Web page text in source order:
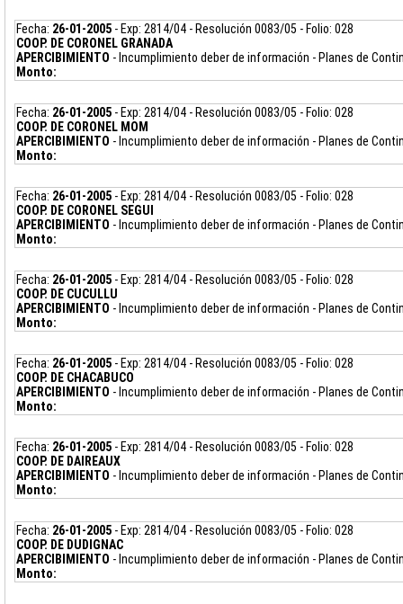
Fecha: 26-01-2005 - Exp: 2814/04 - Resolución 0083/05 - Folio: 028
COOP. DE CORONEL GRANADA
APERCIBIMIENTO - Incumplimiento deber de información - Planes de
Monto:
Fecha: 26-01-2005 - Exp: 2814/04 - Resolución 0083/05 - Folio: 028
COOP. DE CORONEL MOM
APERCIBIMIENTO - Incumplimiento deber de información - Planes de
Monto:
Fecha: 26-01-2005 - Exp: 2814/04 - Resolución 0083/05 - Folio: 028
COOP. DE CORONEL SEGUI
APERCIBIMIENTO - Incumplimiento deber de información - Planes de
Monto:
Fecha: 26-01-2005 - Exp: 2814/04 - Resolución 0083/05 - Folio: 028
COOP. DE CUCULLU
APERCIBIMIENTO - Incumplimiento deber de información - Planes de
Monto:
Fecha: 26-01-2005 - Exp: 2814/04 - Resolución 0083/05 - Folio: 028
COOP. DE CHACABUCO
APERCIBIMIENTO - Incumplimiento deber de información - Planes de
Monto:
Fecha: 26-01-2005 - Exp: 2814/04 - Resolución 0083/05 - Folio: 028
COOP. DE DAIREAUX
APERCIBIMIENTO - Incumplimiento deber de información - Planes de
Monto:
Fecha: 26-01-2005 - Exp: 2814/04 - Resolución 0083/05 - Folio: 028
COOP. DE DUDIGNAC
APERCIBIMIENTO - Incumplimiento deber de información - Planes de
Monto: